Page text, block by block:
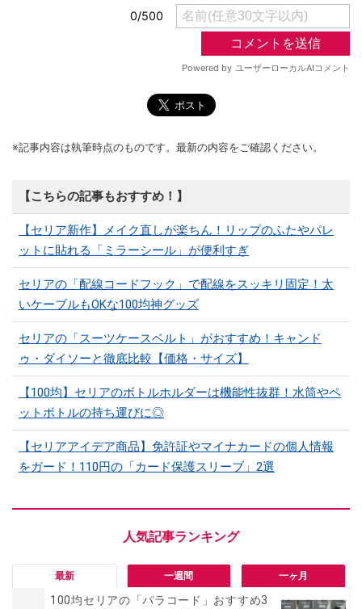
※記事内容は執筆時点のものです。最新の内容をご確認ください。
【こちらの記事もおすすめ！】
【セリア新作】メイク直しが楽ちん！リップのふたやパレ
ットに貼れる「ミラーシール」が便利すぎ
セリアの「配線コードフック」で配線をスッキリ固定！太
いケーブルもOKな100均神グッズ
セリアの「スーツケースベルト」がおすすめ！キャンド
ゥ・ダイソーと徹底比較【価格・サイズ】
【100均】セリアのボトルホルダーは機能性抜群！水筒やペ
ットボトルの持ち運びに◎
【セリアアイデア商品】免許証やマイナカードの個人情報
をガード！110円の「カード保護スリーブ」2選
最新 一週間 一ヶ月
100均セリアの「パラコード」おすすめ3